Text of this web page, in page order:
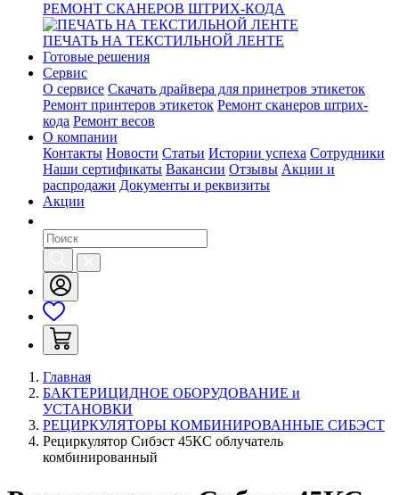
РЕМОНТ СКАНЕРОВ ШТРИХ-КОДА
ПЕЧАТЬ НА ТЕКСТИЛЬНОЙ ЛЕНТЕ
Готовые решения
Сервис
О сервисе Скачать драйвера для принетров этикеток
Ремонт принтеров этикеток Ремонт сканеров штрих-
кода Ремонт весов
О компании
Контакты Новости Статьи Истории успеха Сотрудники
Наши сертификаты Вакансии Отзывы Акции и
распродажи Документы и реквизиты
Акции
Главная
БАКТЕРИЦИДНОЕ ОБОРУДОВАНИЕ и
УСТАНОВКИ
РЕЦИРКУЛЯТОРЫ КОМБИНИРОВАННЫЕ СИБЭСТ
Рециркулятор Сибэст 45КС облучатель
комбинированный